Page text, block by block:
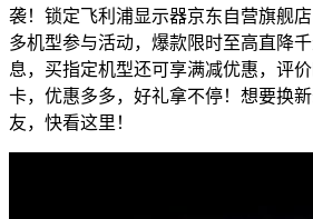
袭！锁定飞利浦显示器京东自营旗舰
多机型参与活动，爆款限时至高直降
息，买指定机型还可享满减优惠，评
卡，优惠多多，好礼拿不停！想要换
友，快看这里！